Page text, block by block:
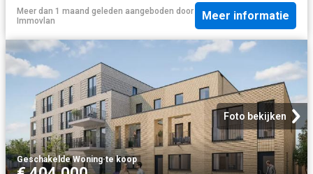
Meer dan 1 maand geleden aangeboden door
Immovlan
Meer informatie
Foto bekijken
Geschakelde Woning·te koop